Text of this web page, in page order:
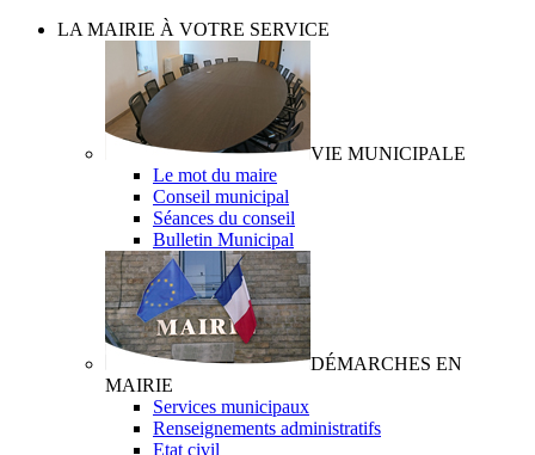
LA MAIRIE À VOTRE SERVICE
VIE MUNICIPALE
Le mot du maire
Conseil municipal
Séances du conseil
Bulletin Municipal
DÉMARCHES EN
MAIRIE
Services municipaux
Renseignements administratifs
Etat civil
précédente
précédent
suivante
suivant